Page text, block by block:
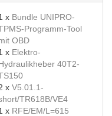
x Bundle UNIPRO-
Programm-Tool
OBD
x Elektro-
40T2-
x V5.01.1-
TR618B/VE4
x RFE/EM/L=615